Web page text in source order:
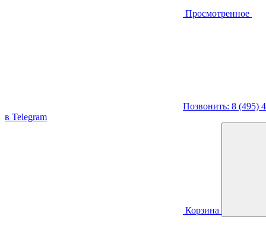
Просмотренное
Позвонить: 8 (495)
в Telegram
Корзина